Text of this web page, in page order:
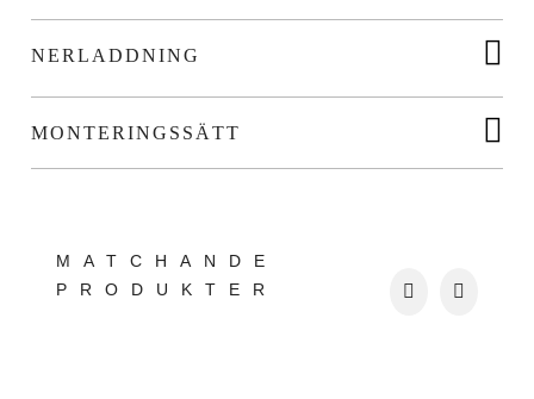
NERLADDNING
MONTERINGSSÄTT
MATCHANDE
PRODUKTER